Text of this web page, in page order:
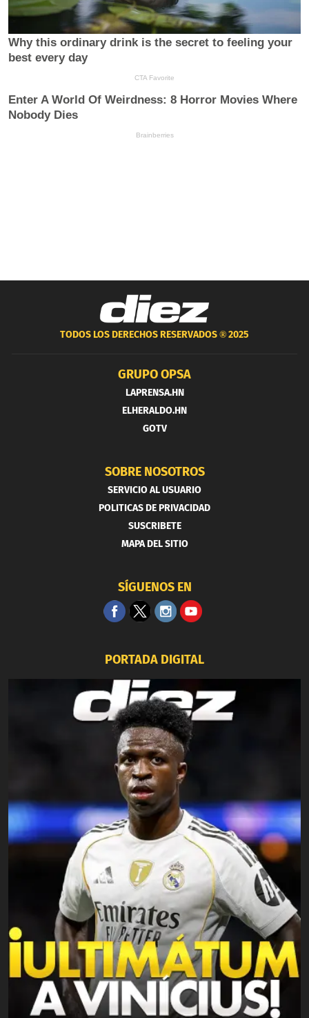
TODOS LOS DERECHOS RESERVADOS ®2025
GRUPO OPSA
LAPRENSA.HN
ELHERALDO.HN
GOTV
SOBRE NOSOTROS
SERVICIO AL USUARIO
POLITICAS DE PRIVACIDAD
SUSCRIBETE
MAPA DEL SITIO
SÍGUENOS EN
PORTADA DIGITAL